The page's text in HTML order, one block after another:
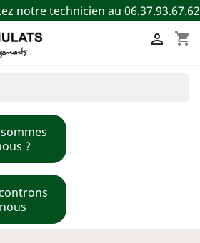
notre technicien au 06.37.93.67.62
shopping_cart

?
nous